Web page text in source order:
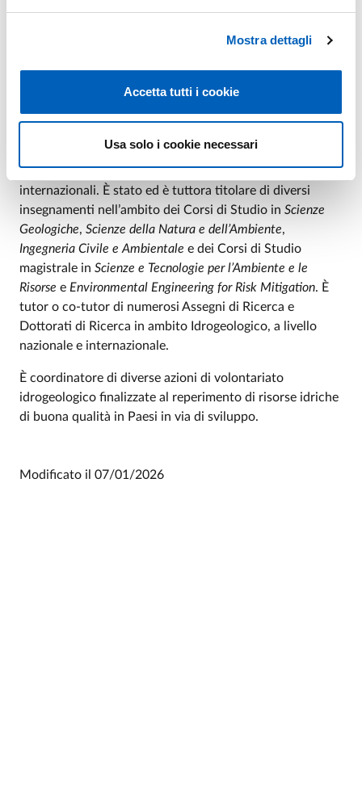
Mostra dettagli
Accetta tutti i cookie
Usa solo i cookie necessari
d’Area.
È responsabile scientifico di numerosi progetti di ricerca
da aziende private, da società private di consulenza
ambientale e da enti pubblici. È stato socio fondatore di
uno spin-off accademico.
È autore di 100 pubblicazioni scientifiche in riviste
internazionali. È stato ed è tuttora titolare di diversi
insegnamenti nell’ambito dei Corsi di Studio in Scienze
Geologiche, Scienze della Natura e dell’Ambiente,
Ingegneria Civile e Ambientale e dei Corsi di Studio
magistrale in Scienze e Tecnologie per l’Ambiente e le
Risorse e Environmental Engineering for Risk Mitigation. È
tutor o co-tutor di numerosi Assegni di Ricerca e
Dottorati di Ricerca in ambito Idrogeologico, a livello
nazionale e internazionale.
È coordinatore di diverse azioni di volontariato
idrogeologico finalizzate al reperimento di risorse idriche
di buona qualità in Paesi in via di sviluppo.
Modificato il 07/01/2026